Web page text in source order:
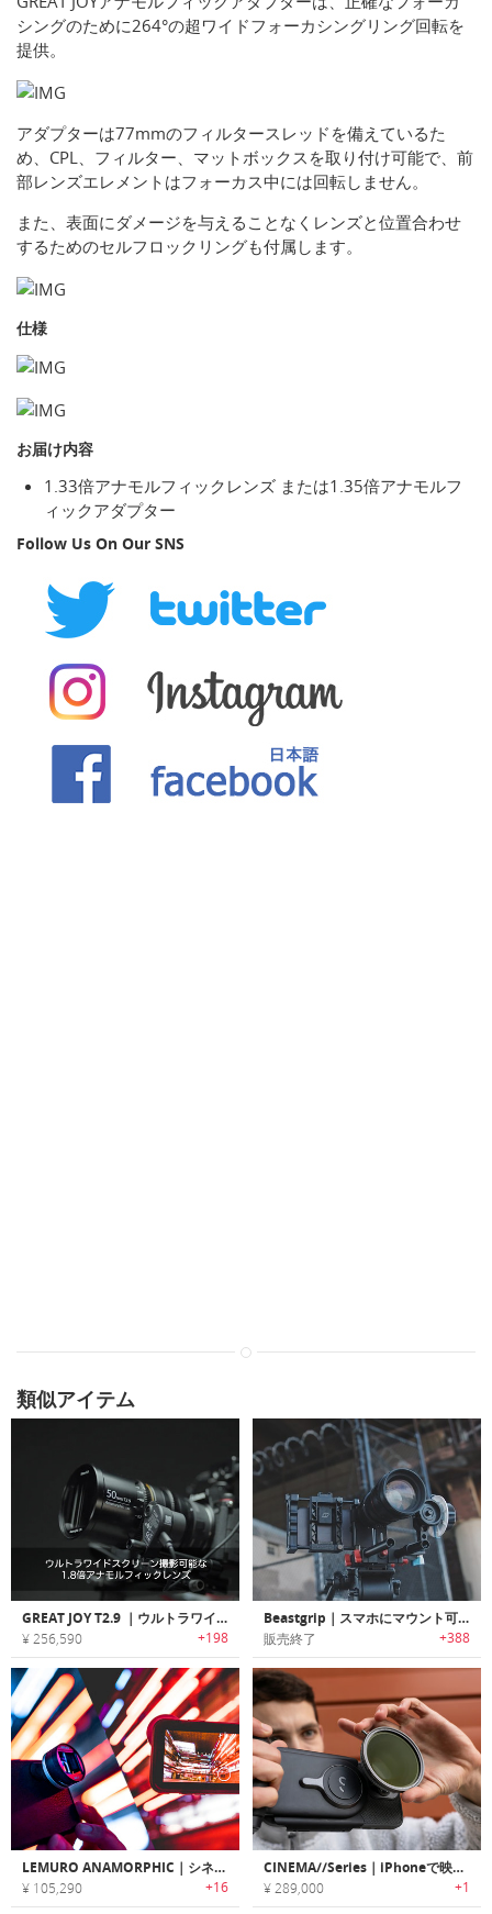
シングのために264°の超ワイドフォーカシングリング回転を
提供。
アダプターは77mmのフィルタースレッドを備えているた
め、CPL、フィルター、マットボックスを取り付け可能で、前
部レンズエレメントはフォーカス中には回転しません。
また、表面にダメージを与えることなくレンズと位置合わせ
するためのセルフロックリングも付属します。
仕様
お届け内容
1.33倍アナモルフィックレンズ または1.35倍アナモルフ
ィックアダプター
Follow Us On Our SNS
類似アイテム
GREAT JOY T2.9 ｜ウルトラワイドスクリーン撮影可能な1.8倍アナモルフィックレンズ「グレートジョイT2.9 」
¥ 256,590 +198
Beastgrip｜スマホにマウント可能なDOFアダプター/ワイドアングルレンズキット付きカメラグリップ
販売終了 +388
LEMURO ANAMORPHIC｜シネマチックな映像撮影ができるスマホ用アナモルフィックレンズキット
¥ 105,290 +16
CINEMA//Series｜iPhoneで映画クオリティの撮影を可能にする高性能レンズセット
¥ 289,000 +1